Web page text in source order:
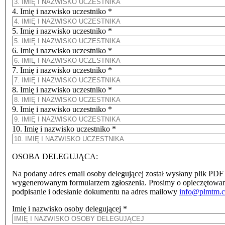
4. Imię i nazwisko uczestniko *
5. Imię i nazwisko uczestniko *
6. Imię i nazwisko uczestniko *
7. Imię i nazwisko uczestniko *
8. Imię i nazwisko uczestniko *
9. Imię i nazwisko uczestniko *
10. Imię i nazwisko uczestniko *
OSOBA DELEGUJĄCA:
Na podany adres email osoby delegującej został wysłany plik PDF
wygenerowanym formularzem zgłoszenia. Prosimy o
podpisanie i odesłanie dokumentu na adres mailowy
Imię i nazwisko osoby delegującej *